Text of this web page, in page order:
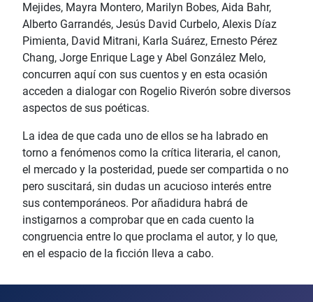
Mejides, Mayra Montero, Marilyn Bobes, Aida Bahr,
Alberto Garrandés, Jesús David Curbelo, Alexis Díaz
Pimienta, David Mitrani, Karla Suárez, Ernesto Pérez
Chang, Jorge Enrique Lage y Abel González Melo,
concurren aquí con sus cuentos y en esta ocasión
acceden a dialogar con Rogelio Riverón sobre diversos
aspectos de sus poéticas.
La idea de que cada uno de ellos se ha labrado en
torno a fenómenos como la crítica literaria, el canon,
el mercado y la posteridad, puede ser compartida o no
pero suscitará, sin dudas un acucioso interés entre
sus contemporáneos. Por añadidura habrá de
instigarnos a comprobar que en cada cuento la
congruencia entre lo que proclama el autor, y lo que,
en el espacio de la ficción lleva a cabo.